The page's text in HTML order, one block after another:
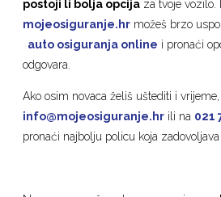
postoji li bolja opcija za tvoje vozilo.
mojeosiguranje.hr možeš brzo
auto osiguranja online i pronaći
odgovara.
Ako osim novaca želiš uštediti i
info@mojeosiguranje.hr ili na 021
pronaći najbolju policu koja